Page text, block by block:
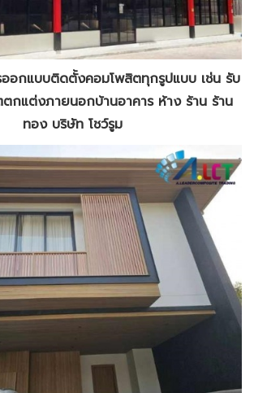
ออกแบบติดตั้งคอมโพสิตทุกรูปแบบ เช่น รับ
กแต่งภายนอกบ้านอาคาร ห้าง ร้าน ร้าน
ทอง บริษัท โชว์รูม